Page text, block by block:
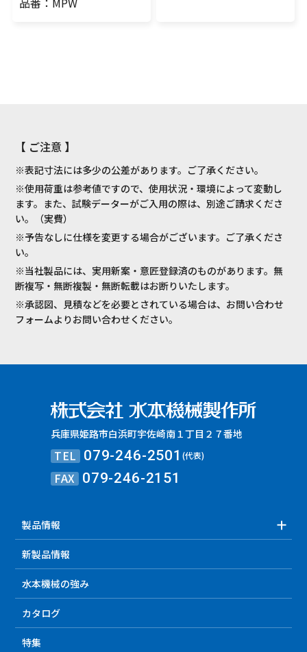
【 ご注意 】
※表記寸法には多少の公差があります。ご了承ください。
※使用荷重は参考値ですので、使用状況・環境によって変動し
ます。また、試験データーがご入用の際は、別途ご請求くださ
い。（実費）
※予告なしに仕様を変更する場合がございます。ご了承くださ
い。
※当社製品には、実用新案・意匠登録済のものがあります。無
断複写・無断複製・無断転載はお断りいたします。
※承認図、見積などを必要とされている場合は、お問い合わせ
フォームよりお問い合わせください。
兵庫県姫路市白浜町宇佐崎南１丁目２７番地
TEL 079-246-2501(代表)
FAX 079-246-2151
製品情報
新製品情報
水本機械の強み
カタログ
特集